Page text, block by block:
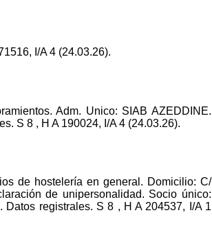
I/A 4 (24.03.26).
Adm. Unico: SIAB AZEDDINE.
S 8 , H A 190024, I/A 4 (24.03.26).
de hostelería en general. Domicilio: C/
de unipersonalidad. Socio único:
Datos registrales. S 8 , H A 204537, I/A 1